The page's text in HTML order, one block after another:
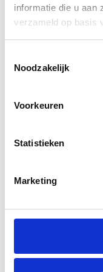
informatie die u aan
verzameld op basis
Noodzakelijk
Voorkeuren
Statistieken
Marketing
Effex GTX
-